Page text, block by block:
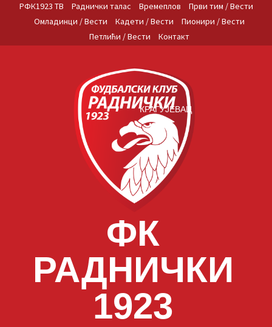
РФК1923 ТВ Раднички талас Времеплов
Први тим / Вести
Омладинци / Вести
Кадети / Вести
Пионири / Вести
Петлићи / Вести
Контакт
ФК
РАДНИЧКИ
1923
КРАГУЈЕВАЦ